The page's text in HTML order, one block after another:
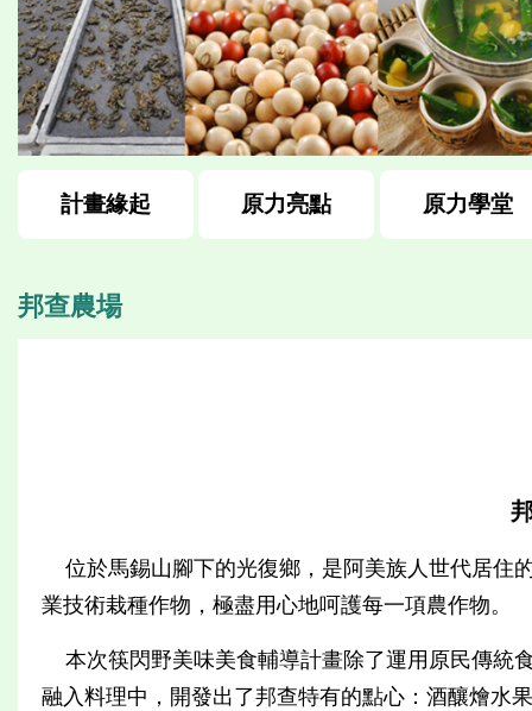
計畫緣起 原力亮點 原力學堂
邦查農場
位於馬錫山腳下的光復鄉，是阿美族人世代居住
業技術栽種作物，極盡用心地呵護每一項農作物。
本次筷閃野美味美食輔導計畫除了運用原民傳統
融入料理中，開發出了邦查特有的點心：酒釀燴水